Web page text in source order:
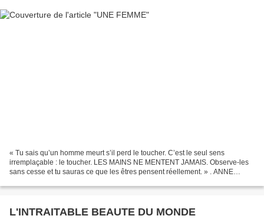
« Tu sais qu’un homme meurt s’il perd le toucher. C’est le seul sens
irremplaçable : le toucher. LES MAINS NE MENTENT JAMAIS. Observe-les
sans cesse et tu sauras ce que les êtres pensent réellement. » . ANNE
L'INTRAITABLE BEAUTE DU MONDE